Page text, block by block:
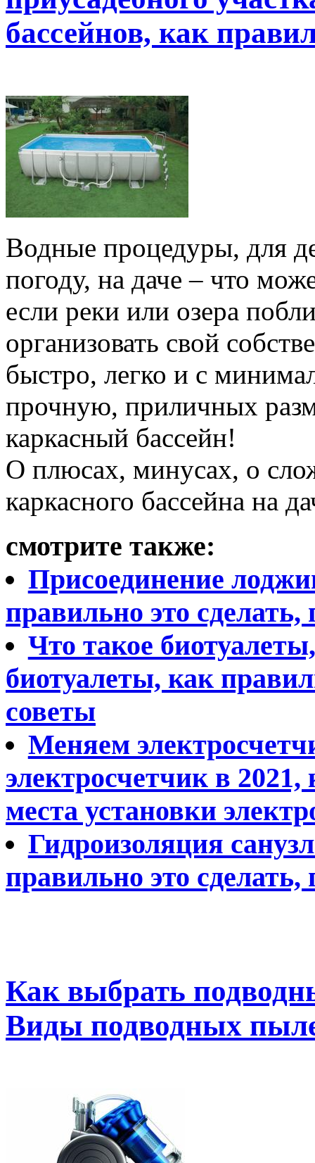
бассейнов, как
Водные процедуры, для
погоду, на даче – что
если реки или озера
организовать свой
быстро, легко и с
прочную, приличных
каркасный бассейн!
О плюсах, минусах, о
каркасного бассейна на
смотрите также:
Присоединение
правильно это
Что такое
биотуалеты, как
советы
Меняем
электросчетчик в
места установки
Гидроизоляция
правильно это
Как выбрать
Виды подводных